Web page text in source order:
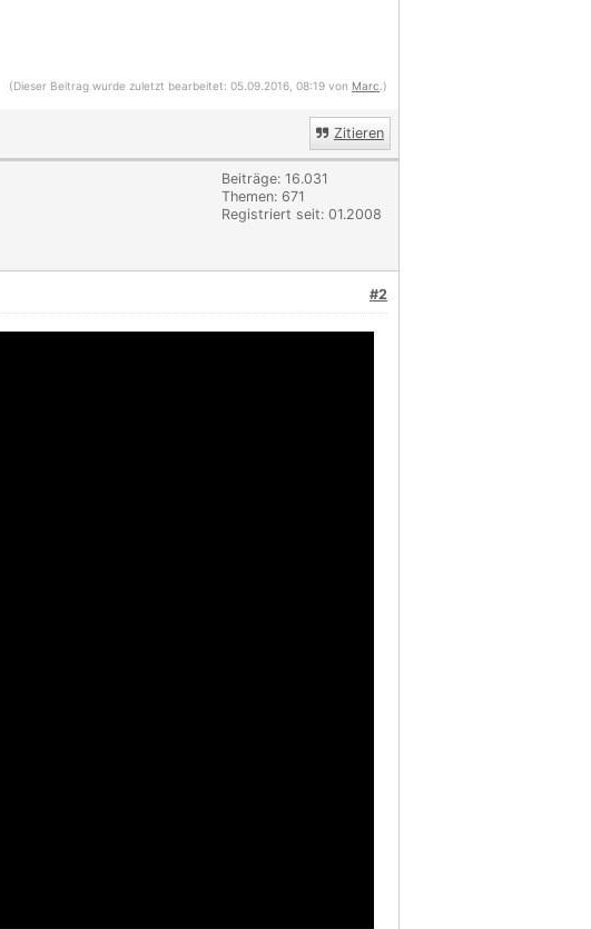
(Dieser Beitrag wurde zuletzt bearbeitet: 05.09.2016, 08:19 von Marc .)
Zitieren
Beiträge: 16.031
Themen: 671
Registriert seit: 01.2008
#2